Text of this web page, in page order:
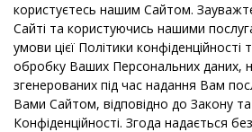
користуєтесь нашим Сайтом.
Сайті та користуючись нашими
умови цієї Політики
обробку Ваших Персональних даних,
згенерованих під час надання Вам
Вами Сайтом, відповідно до Закону та
Конфіденційності. Згода надається